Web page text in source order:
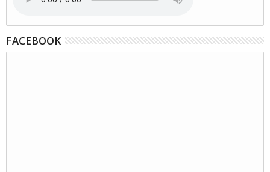
FACEBOOK